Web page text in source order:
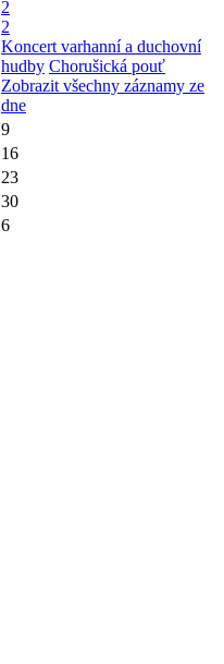
2
2
Koncert varhanní a duchovní
hudby Chorušická pouť
Zobrazit všechny záznamy ze
dne
9
16
23
30
6